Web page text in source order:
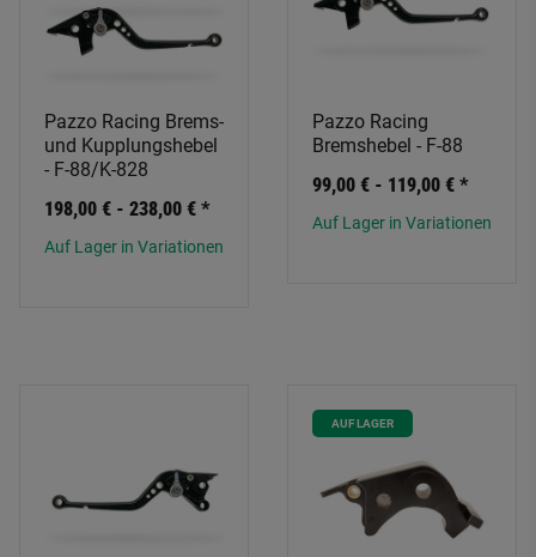
Pazzo Racing Brems-
und Kupplungshebel
- F-88/K-828
198,00 € - 238,00 € *
Auf Lager in Variationen
Pazzo Racing
Bremshebel - F-88
99,00 € - 119,00 € *
Auf Lager in Variationen
AUF LAGER